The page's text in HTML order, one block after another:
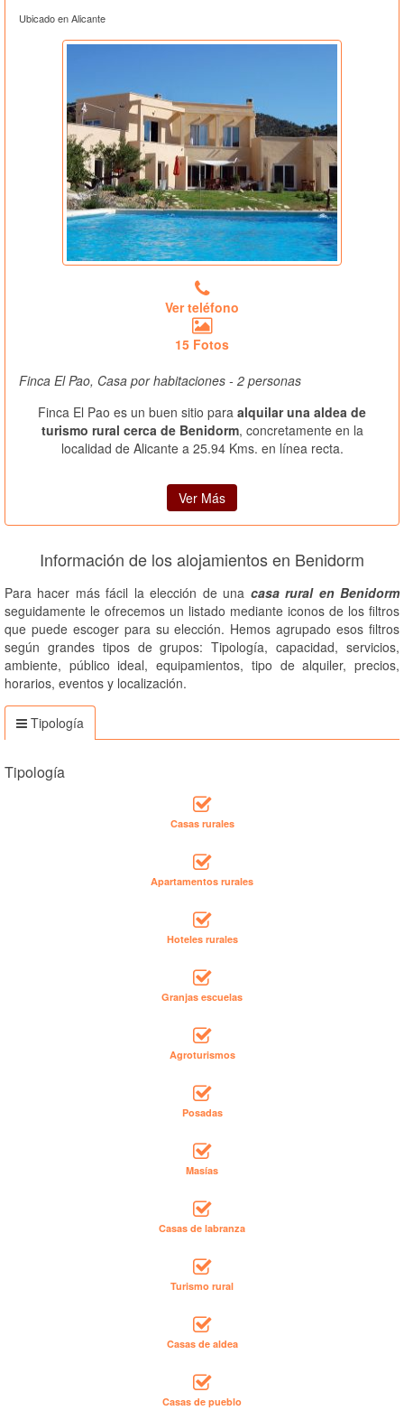
Ubicado en Alicante
Ver teléfono
15 Fotos
Finca El Pao, Casa por habitaciones - 2 personas
Finca El Pao es un buen sitio para alquilar una aldea de
turismo rural cerca de Benidorm, concretamente en la
localidad de Alicante a 25.94 Kms. en línea recta.
Ver Más
Información de los alojamientos en Benidorm
Para hacer más fácil la elección de una casa rural en Benidorm
seguidamente le ofrecemos un listado mediante iconos de los filtros
que puede escoger para su elección. Hemos agrupado esos filtros
según grandes tipos de grupos: Tipología, capacidad, servicios,
ambiente, público ideal, equipamientos, tipo de alquiler, precios,
horarios, eventos y localización.
Tipología
Tipología
Casas rurales
Apartamentos rurales
Hoteles rurales
Granjas escuelas
Agroturismos
Posadas
Masías
Casas de labranza
Turismo rural
Casas de aldea
Casas de pueblo